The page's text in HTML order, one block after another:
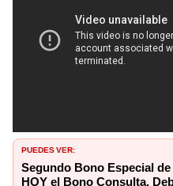
PUEDES VER:
Segundo Bono Especial
HOY el Bono Consulta,